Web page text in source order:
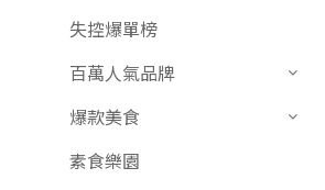
失控爆單榜
百萬人氣品牌
爆款美食
素食樂園